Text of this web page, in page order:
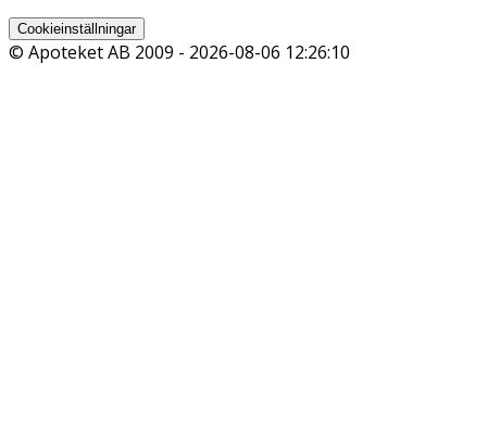
Cookieinställningar
© Apoteket AB 2009 - 2026-08-06 12:26:10